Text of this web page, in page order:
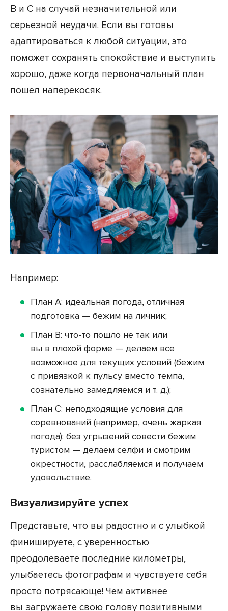
B и C на случай незначительной или
серьезной неудачи. Если вы готовы
адаптироваться к любой ситуации, это
поможет сохранять спокойствие и выступить
хорошо, даже когда первоначальный план
пошел наперекосяк.
Например:
План А: идеальная погода, отличная
подготовка — бежим на личник;
План В: что-то пошло не так или
вы в плохой форме — делаем все
возможное для текущих условий (бежим
с привязкой к пульсу вместо темпа,
сознательно замедляемся и т. д.);
План С: неподходящие условия для
соревнований (например, очень жаркая
погода): без угрызений совести бежим
туристом — делаем селфи и смотрим
окрестности, расслабляемся и получаем
удовольствие.
Визуализируйте успех
Представьте, что вы радостно и с улыбкой
финишируете, с уверенностью
преодолеваете последние километры,
улыбаетесь фотографам и чувствуете себя
просто потрясающе! Чем активнее
вы загружаете свою голову позитивными